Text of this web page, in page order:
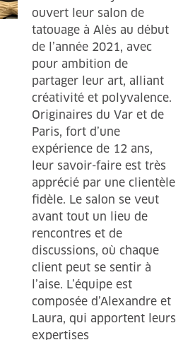
ouvert leur salon de
tatouage à Alès au début
de l’année 2021, avec
pour ambition de
partager leur art, alliant
créativité et polyvalence.
Originaires du Var et de
Paris, fort d’une
expérience de 12 ans,
leur savoir-faire est très
apprécié par une clientèle
fidèle. Le salon se veut
avant tout un lieu de
rencontres et de
discussions, où chaque
client peut se sentir à
l’aise. L’équipe est
composée d’Alexandre et
Laura, qui apportent leurs
expertises